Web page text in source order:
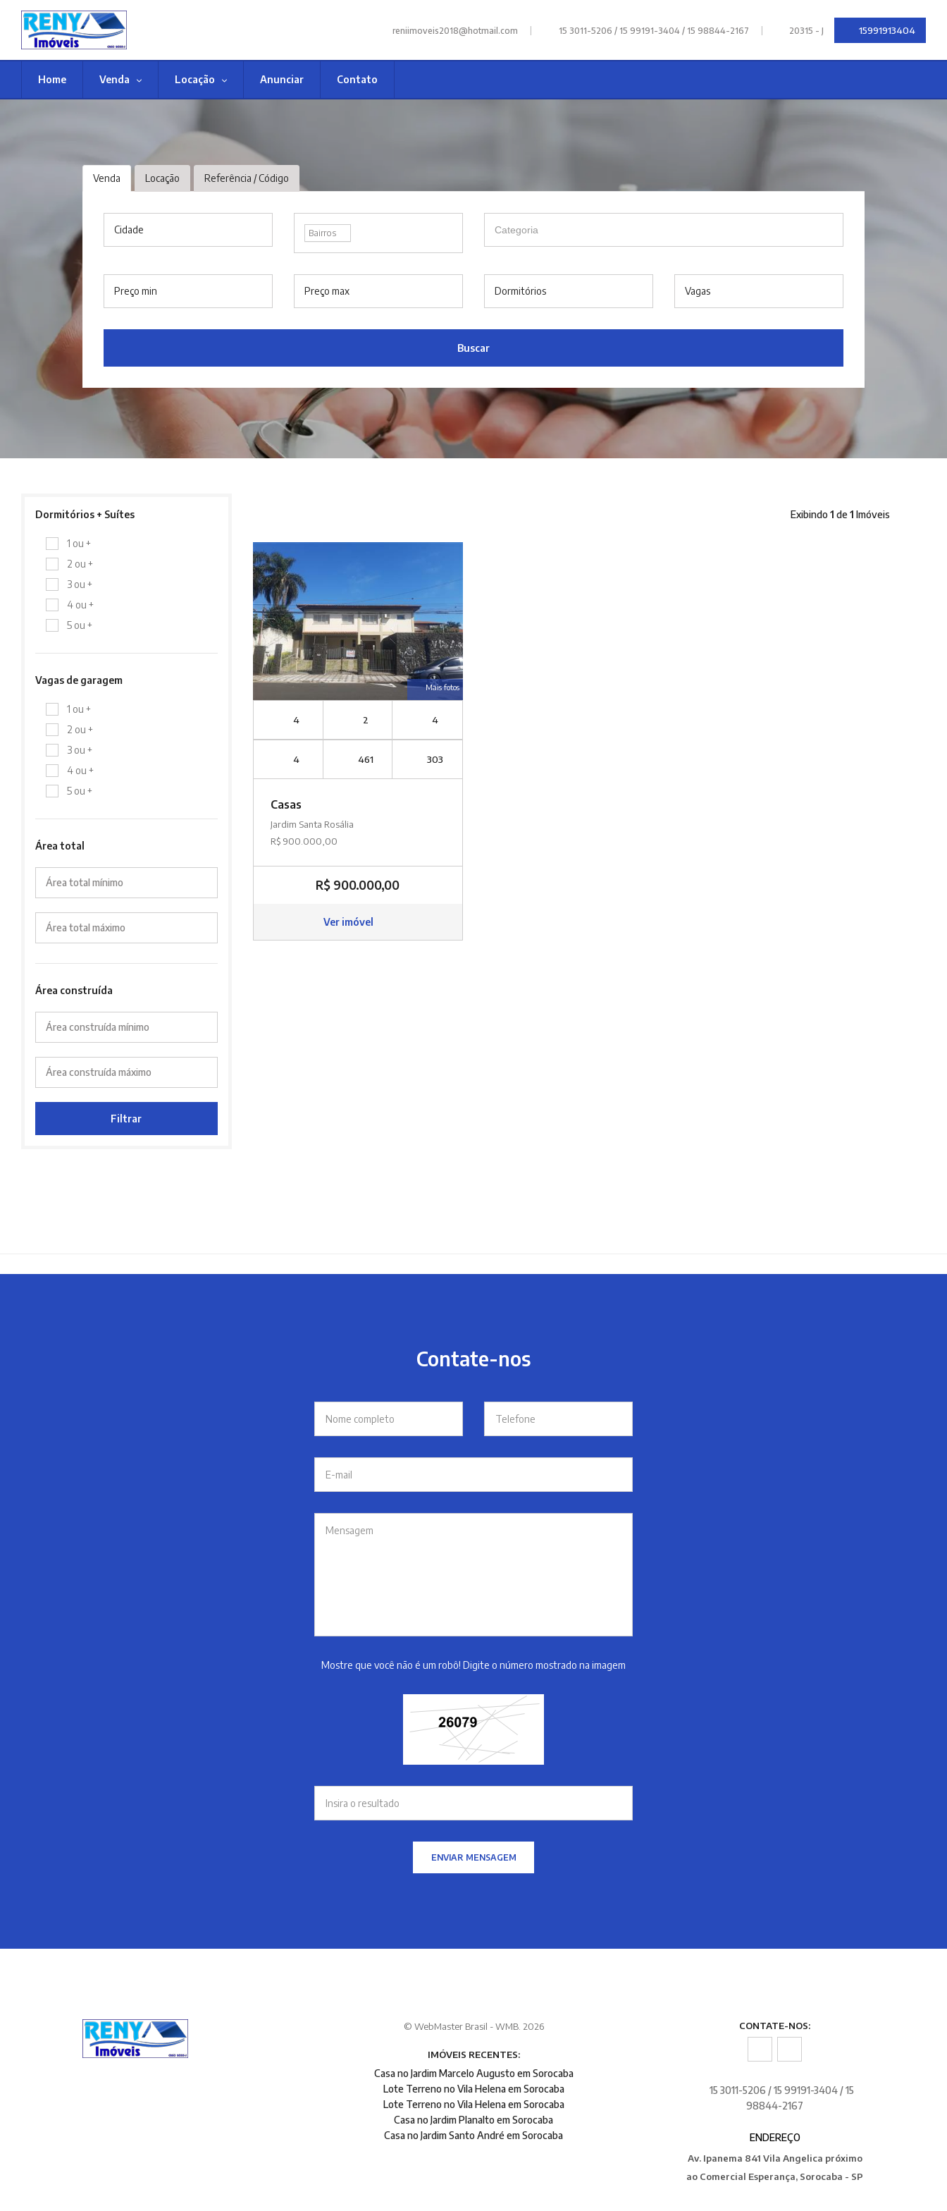
reniimoveis2018@hotmail.com | 15 3011-5206 / 15 99191-3404 / 15 98844-2167 | 20315 - J 15991913404
Home Venda Locação Anunciar Contato
Venda Locação Referência / Código
Cidade Bairros
Preço min Preço max Dormitórios Vagas
Buscar
Exibindo 1 de1 Imóveis
Mais fotos
4 2 4
4 461 303
Casas
Jardim Santa Rosália
R$ 900.000,00
R$ 900.000,00
Ver imóvel
Dormitórios + Suítes
1 ou +
2 ou +
3 ou +
4 ou +
5 ou +
Vagas de garagem
1 ou +
2 ou +
3 ou +
4 ou +
5 ou +
Área total
Área total mínimo
Área total máximo
Área construída
Área construída mínimo
Área construída máximo
Filtrar
Contate-nos
Mostre que você não é um robô! Digite o número mostrado na imagem
ENVIAR MENSAGEM
© WebMaster Brasil - WMB. 2026
IMÓVEIS RECENTES:
Casa no Jardim Marcelo Augusto em Sorocaba
Lote Terreno no Vila Helena em Sorocaba
Lote Terreno no Vila Helena em Sorocaba
Casa no Jardim Planalto em Sorocaba
Casa no Jardim Santo André em Sorocaba
CONTATE-NOS:
15 3011-5206 / 15 99191-3404 / 15
98844-2167
ENDEREÇO
Av. Ipanema 841 Vila Angelica próximo
ao Comercial Esperança, Sorocaba - SP